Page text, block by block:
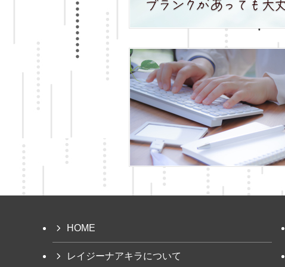
HOME
レイジーナアキラについて